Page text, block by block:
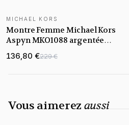
NOUVEAUTÉ
MICHAEL KORS
Montre Femme Michael Kors
Aspyn MKO1088 argentée
bracelet maillons acier
136,80 €229 €
Vous aimerez aussi